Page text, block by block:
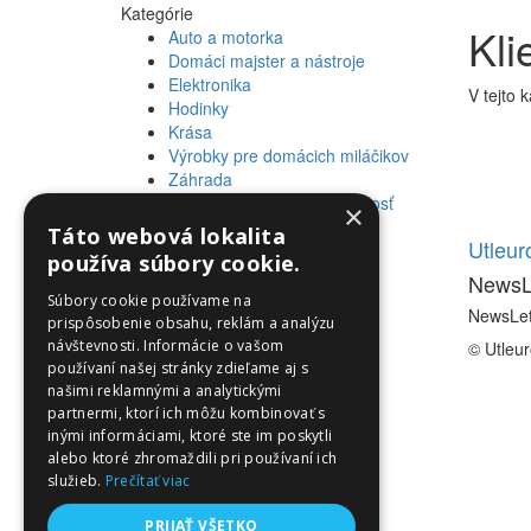
Kategórie
Auto a motorka
Domáci majster a nástroje
Elektronika
Hodinky
Krása
Výrobky pre domácich miláčikov
Záhrada
Zdravie a osobná starostlivosť
V tejto
Informácie
©
×
Táto webová lokalita
používa súbory cookie.
Súbory cookie používame na
prispôsobenie obsahu, reklám a analýzu
návštevnosti. Informácie o vašom
používaní našej stránky zdieľame aj s
našimi reklamnými a analytickými
partnermi, ktorí ich môžu kombinovať s
inými informáciami, ktoré ste im poskytli
alebo ktoré zhromaždili pri používaní ich
služieb. Prečítať viac
PRIJAŤ VŠETKO